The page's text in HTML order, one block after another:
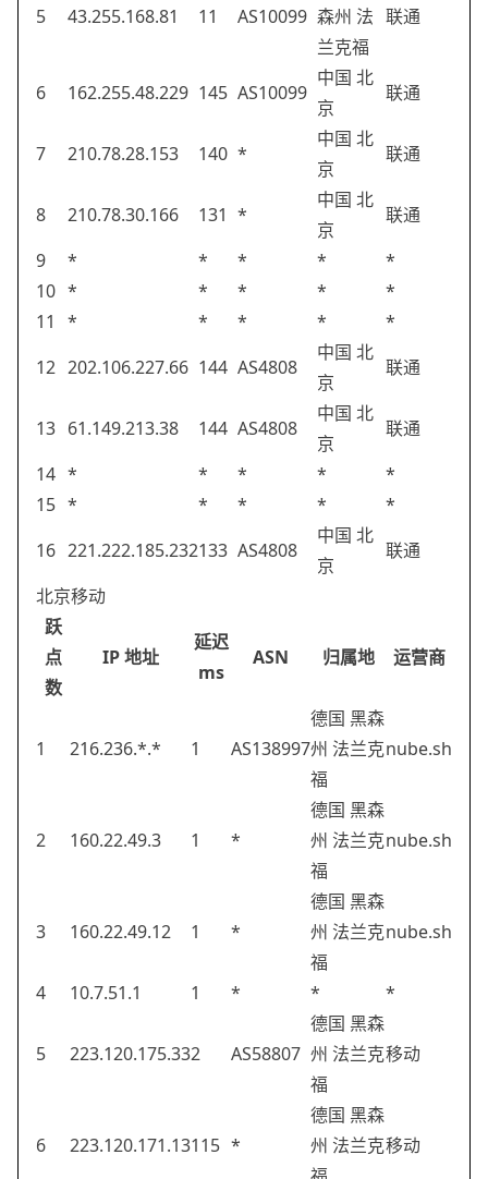
5 43.255.168.81 11 AS10099 森州 法
兰克福
联通
6 162.255.48.229 145 AS10099
中国 北
京
联通
7 210.78.28.153 140 *
中国 北
京
联通
8 210.78.30.166 131 *
中国 北
京
联通
9
* * * *
*
10 * * * *
*
11
* * * *
*
12 202.106.227.66 144 AS4808
中国 北
京
联通
13 61.149.213.38 144 AS4808
中国 北
京
联通
14 * * * *
*
15 * * * *
*
16 221.222.185.232133 AS4808
中国 北
京
联通
北京移动
跃
点
数
IP 地址
延迟
ms
ASN 归属地 运营商
1 216.236.*.* 1 AS138997
德国 黑森
州 法兰克
福
nube.sh
2 160.22.49.3 1 *
德国 黑森
州 法兰克
福
nube.sh
3 160.22.49.12 1 *
德国 黑森
州 法兰克
福
nube.sh
4 10.7.51.1 1 * * *
5 223.120.175.332 AS58807
德国 黑森
州 法兰克
福
移动
6 223.120.171.13115 *
德国 黑森
州 法兰克移动